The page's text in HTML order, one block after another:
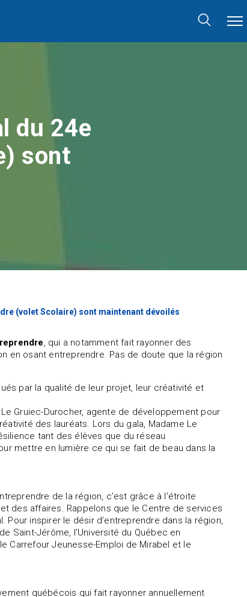
du 24e
sont
(volet Scolaire) sont maintenant dévoilés
, qui a notamment fait rayonner des
en osant entreprendre. Pas de doute que la région
par la qualité de leur projet, leur créativité et
Gruiec-Durocher, agente de développement pour
des lauréats. Lors du gala, Madame Le
tant des élèves que du réseau
mettre en lumière ce qui se fait de beau dans la
de la région, c’est grâce à l’étroite
des affaires. Rappelons que le Centre de services
Pour inspirer le désir d’entreprendre dans la région,
Saint-Jérôme, l’Université du Québec en
Carrefour Jeunesse-Emploi de Mirabel et le
québécois qui fait rayonner annuellement